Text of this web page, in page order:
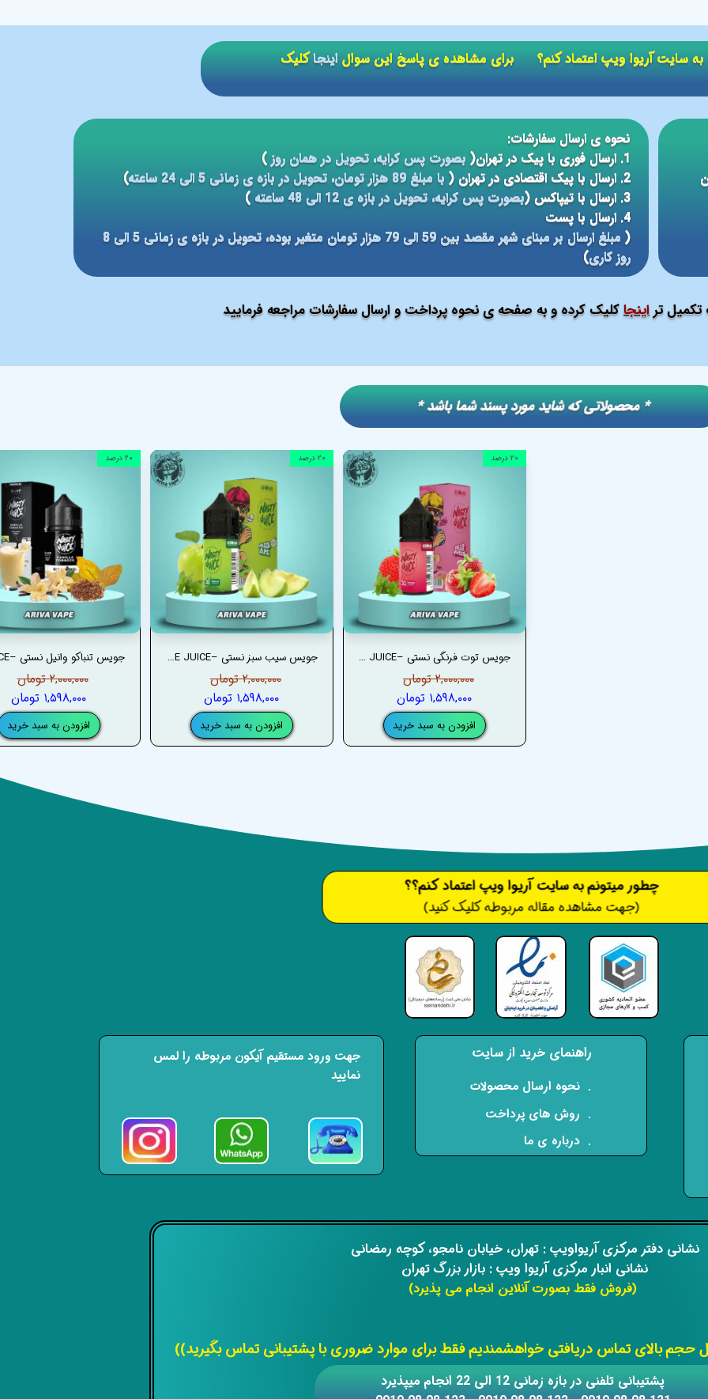
تکمیل تراینجاکلیک کرده و به صفحه ی نحوه پرداخت و ارسال سفارشات مراجعه فرمایید
نحوه ی ارسال سفارشات:
1. ارسال فوری با پیک در تهران(
بصورت پس کرایه، تحویل در همان روز)
2. ارسال با پیک اقتصادی در تهران (
با مبلغ 89 هزار تومان، تحویل در بازه ی زمانی 5 الی 24 ساعته
)
3. ارسال با تیپاکس (
بصورت پس کرایه، تحویل در بازه ی 12 الی 48 ساعته
)
4. ارسال با پست
(
مبلغ ارسال بر مبنای شهر مقصد بین 59 الی 79 هزار تومان متغیر بوده، تحویل در بازه ی زمانی 5 الی 8
روز کاری)
به سایت آریوا ویپ اعتماد کنم؟ برای مشاهده ی پاسخ این سوالاینجاکلیک
۲,۰۰۰,۰۰۰ تومان
۱,۵۹۸,۰۰۰ تومان
افزودن به سبد خرید
۲۰ درصد
جویس سیب سبز نستی –NASTY GREEN APPLE JUICE
۲,۰۰۰,۰۰۰ تومان
۱,۵۹۸,۰۰۰ تومان
افزودن به سبد خرید
۲۰ درصد
جویس توت فرنگی نستی –NASTY STRAWBERRY JUICE
۲,۰۰۰,۰۰۰ تومان
۱,۵۹۸,۰۰۰ تومان
افزودن به سبد خرید
۲۰ درصد
​​* محصولاتی که شاید مورد پسند شما باشد *
​​نشانی دفتر مرکزی آریواویپ : تهران، خیابان نامجو،کوچه رمضانی
نشانی انبار مرکزی آریوا ویپ : بازار بزرگ تهران
(فروش فقط بصورت آنلاین انجام می پذیرد)
بالای تماس دریافتی خواهشمندیم فقط برای موارد ضروری با پشتیبانی تماس بگیرید))
​​پشتیبانی تلفنی در بازه زمانی 12 الی 22 انجام میپذیرد
​​​چطور میتونم به سایت آریوا ویپ اعتماد کنم؟؟
(جهت مشاهده مقاله مربوطه کلیک کنید)
راهنمای خرید از سایت
​. نحوه ارسال محصولات
. روش های پرداخت
. درباره ی ما
جهت ورود مستقیم آیکون مربوطه را لمس
نمایید